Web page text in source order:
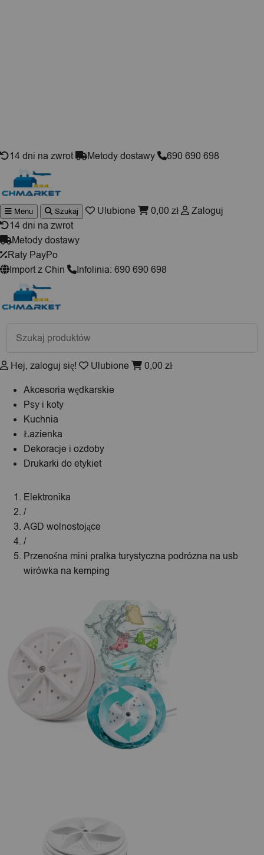
14 dni na zwrot Metody dostawy 690 690 698
Wyszukiwarka
produktów
Menu Szukaj Ulubione 0,00 zł
Zaloguj
14 dni na zwrot
Metody dostawy
Raty PayPo
Import z Chin
Infolinia: 690 690 698
Wyszukiwarka
produktów
Hej, zaloguj się! Ulubione 0,00 zł
Akcesoria wędkarskie
Psy i koty
Kuchnia
Łazienka
Dekoracje i ozdoby
Drukarki do etykiet
Elektronika
/
AGD wolnostojące
/
Przenośna mini pralka turystyczna podrózna na usb
wirówka na kemping